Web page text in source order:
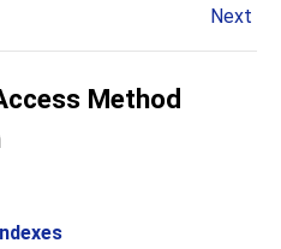
Next
Method